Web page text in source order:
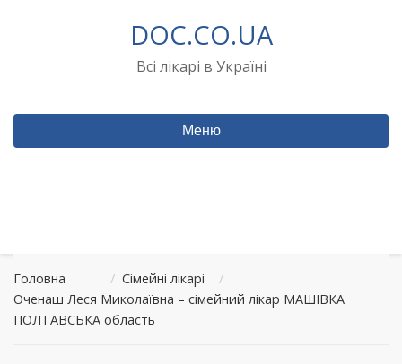
DOC.CO.UA
Всі лікарі в Україні
Меню
Головна / Сімейні лікарі
/
Оченаш Леся Миколаївна – сімейний лікар МАШІВКА
ПОЛТАВСЬКА область